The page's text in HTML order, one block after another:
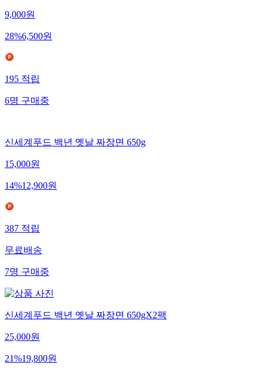
9,000원
28%6,500원
195적립
6명구매중
신세계푸드 백년 옛날 짜장면 650g
15,000원
14%12,900원
387적립
무료배송
7명구매중
신세계푸드 백년 옛날 짜장면 650gX2팩
25,000원
21%19,800원